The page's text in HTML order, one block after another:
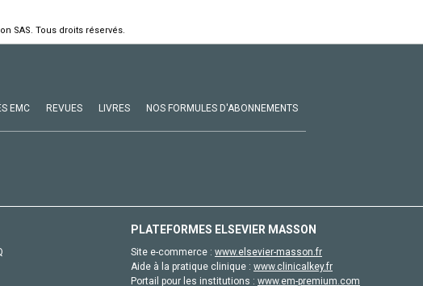
SAS. Tous droits réservés.
EMC REVUES LIVRES NOS FORMULES D'ABONNEMENTS
PLATEFORMES ELSEVIER MASSON
Site e-commerce : www.elsevier-masson.fr
Aide à la pratique clinique : www.clinicalkey.fr
Portail pour les institutions : www.em-premium.com